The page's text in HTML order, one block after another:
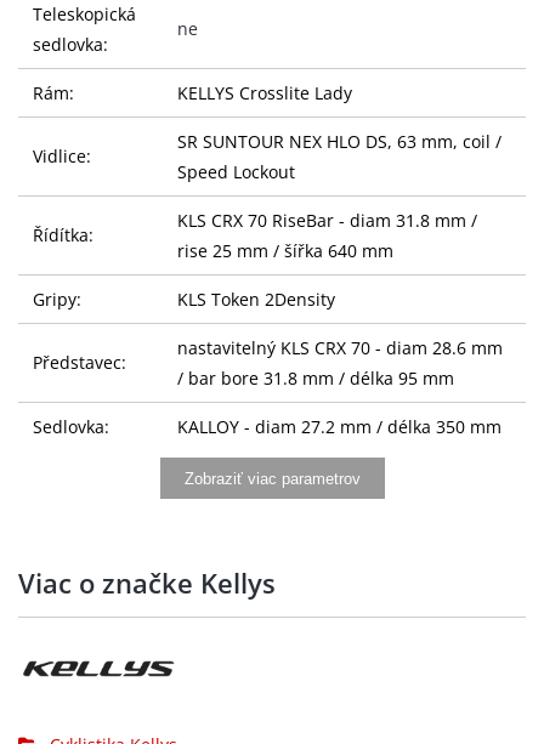
Teleskopická
sedlovka:
ne
Rám: KELLYS Crosslite Lady
Vidlice:
SR SUNTOUR NEX HLO DS, 63 mm, coil /
Speed Lockout
Řídítka:
KLS CRX 70 RiseBar - diam 31.8 mm /
rise 25 mm / šířka 640 mm
Gripy: KLS Token 2Density
Představec:
nastavitelný KLS CRX 70 - diam 28.6 mm
/ bar bore 31.8 mm / délka 95 mm
Sedlovka: KALLOY - diam 27.2 mm / délka 350 mm
KLS ComfortLine
Přesmykač: SHIMANO TY710 (31.8 mm)
Přehazovačka: SHIMANO TX800 (direct mount)
Brzdy:
Zobraziť viac parametrov
Viac o značke Kellys